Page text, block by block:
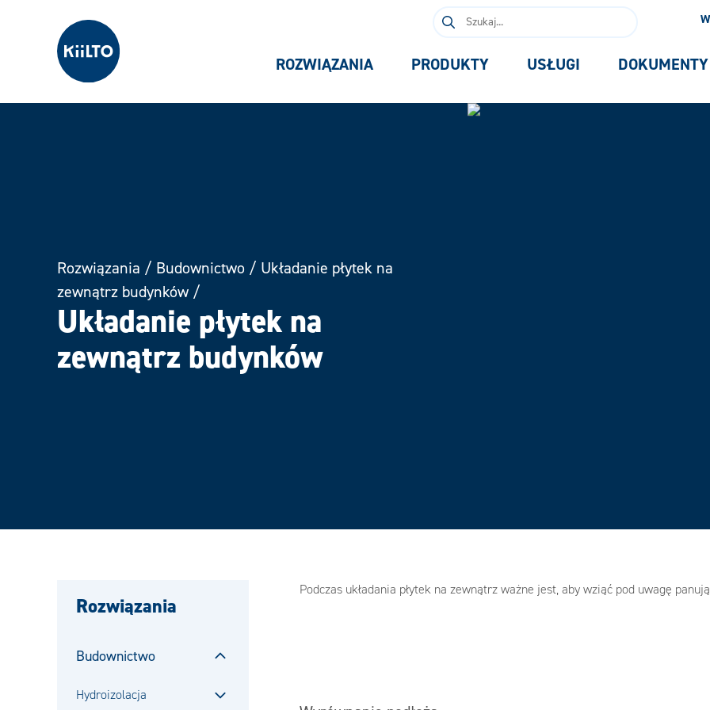
Kiilto Poland Szukaj:
ROZWIĄZANIA PRODUKTY USŁUGI DOKUMENTY
Rozwiązania / Budownictwo / Układanie płytek na
zewnątrz budynków /
Układanie płytek na
zewnątrz budynków
Rozwiązania
Budownictwo
Hydroizolacja
‎Podczas układania płytek na zewnątrz ważne jest, aby wziąć pod uwagę